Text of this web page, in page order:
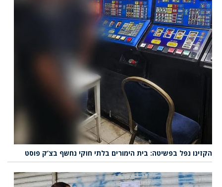
הקזינו נפל בפשיטה: בית הימורים בלתי חוקי נחשף בצ’ק פוסט